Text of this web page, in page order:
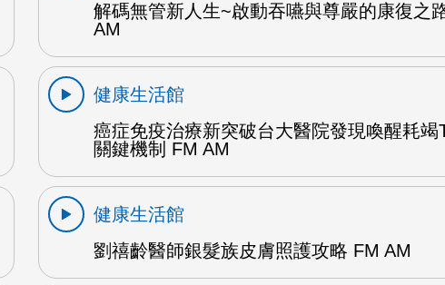
解碼無管新人生~啟動吞嚥與尊嚴的康復之
AM
健康生活館
癌症免疫治療新突破台大醫院發現喚醒耗竭
關鍵機制 FM AM
健康生活館
劉禧齡醫師銀髮族皮膚照護攻略 FM AM